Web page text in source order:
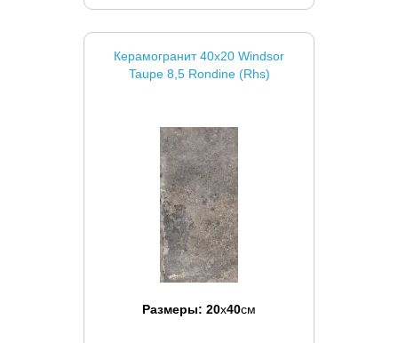
Керамогранит 40x20 Windsor
Taupe 8,5 Rondine (Rhs)
Размеры: 20x40см